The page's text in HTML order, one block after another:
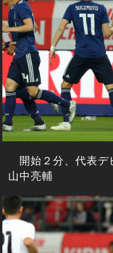
開始２分、代表デ
山中亮輔